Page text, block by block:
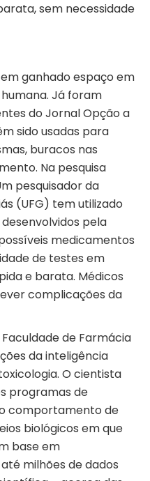
sem necessidade
ganhado espaço em
Já foram
do Jornal Opção a
sido usadas para
, buracos nas
. Na pesquisa
pesquisador da
(UFG) tem utilizado
pela
medicamentos
de testes em
e barata. Médicos
complicações da
de Farmácia
da inteligência
O cientista
programas de
comportamento de
biológicos em que
base em
milhões de dados